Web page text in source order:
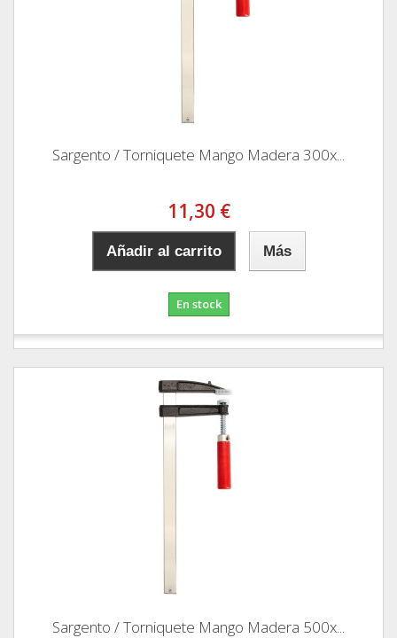
Sargento / Torniquete Mango Madera 300x...
11,30 €
Añadir al carrito Más
En stock
Sargento / Torniquete Mango Madera 500x...